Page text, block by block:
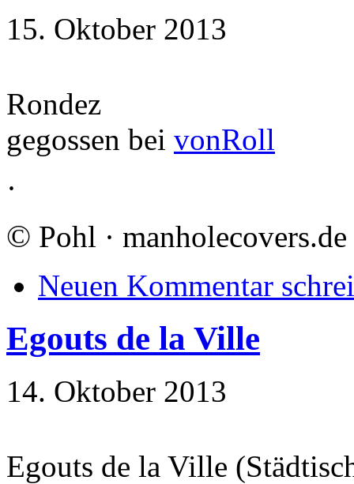
15. Oktober 2013
Rondez
gegossen bei vonRoll
·
© Pohl · manholecovers.de
Neuen Kommentar
Egouts de la Ville
14. Oktober 2013
Egouts de la Ville